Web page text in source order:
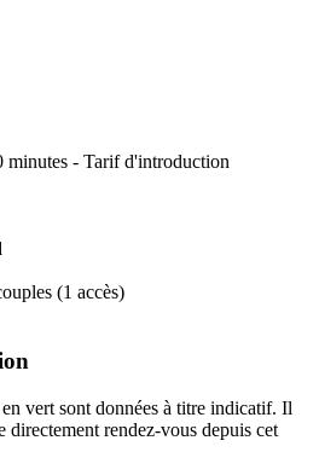
minutes - Tarif d'introduction
(1 accès)
vert sont données à titre indicatif. Il
directement rendez-vous depuis cet